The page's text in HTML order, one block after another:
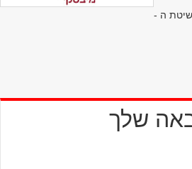
ה -
שלך